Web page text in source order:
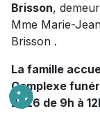
Brisson,
Mme Marie-
Brisson .
La famille
Complexe
2026 de 9h à